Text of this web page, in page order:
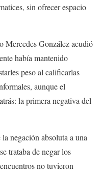
sin ofrecer espacio
Mercedes González acudió
había mantenido
peso al calificarlas
aunque el
la primera negativa del
negación absoluta a una
trataba de negar los
no tuvieron